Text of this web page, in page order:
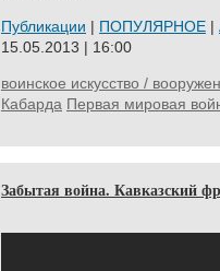
Публикации | ПОПУЛЯРНОЕ |
15.05.2013 | 16:00
воинское искусство /
Кабарда Первая мировая
Забытая война. Кавказский